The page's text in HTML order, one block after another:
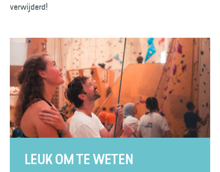
verwijderd!
LEUK OM TE WETEN